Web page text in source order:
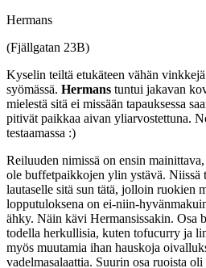
Hermans
(Fjällgatan 23B)
Kyselin teiltä etukäteen vähän
syömässä. Hermans tuntui jakavan
mielestä sitä ei missään tapauksessa
pitivät paikkaa aivan yliarvostettuna.
testaamassa :)
Reiluuden nimissä on ensin
ole buffetpaikkojen ylin ystävä. Niissä
lautaselle sitä sun tätä, jolloin ruokien
lopputuloksena on ei-niin-
ähky. Näin kävi Hermansissakin. Osa
todella herkullisia, kuten tofucurry ja
myös muutamia ihan hauskoja
vadelmasalaattia. Suurin osa ruoista